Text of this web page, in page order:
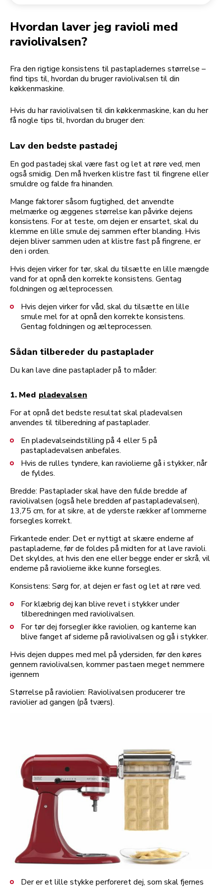
Hvordan laver jeg ravioli med
raviolivalsen?
Fra den rigtige konsistens til pastapladernes størrelse –
find tips til, hvordan du bruger raviolivalsen til din
køkkenmaskine.
Hvis du har raviolivalsen til din køkkenmaskine, kan du her
få nogle tips til, hvordan du bruger den:
Lav den bedste pastadej
En god pastadej skal være fast og let at røre ved, men
også smidig. Den må hverken klistre fast til fingrene eller
smuldre og falde fra hinanden.
Mange faktorer såsom fugtighed, det anvendte
melmærke og æggenes størrelse kan påvirke dejens
konsistens. For at teste, om dejen er ensartet, skal du
klemme en lille smule dej sammen efter blanding. Hvis
dejen bliver sammen uden at klistre fast på fingrene, er
den i orden.
Hvis dejen virker for tør, skal du tilsætte en lille mængde
vand for at opnå den korrekte konsistens. Gentag
foldningen og ælteprocessen.
Hvis dejen virker for våd, skal du tilsætte en lille
smule mel for at opnå den korrekte konsistens.
Gentag foldningen og ælteprocessen.
Sådan tilbereder du pastaplader
Du kan lave dine pastaplader på to måder:
1. Med pladevalsen
For at opnå det bedste resultat skal pladevalsen
anvendes til tilberedning af pastaplader.
En pladevalseindstilling på 4 eller 5 på
pastapladevalsen anbefales.
Hvis de rulles tyndere, kan raviolierne gå i stykker, når
de fyldes.
Bredde: Pastaplader skal have den fulde bredde af
raviolivalsen (også hele bredden af pastapladevalsen),
13,75 cm, for at sikre, at de yderste rækker af lommerne
forsegles korrekt.
Firkantede ender: Det er nyttigt at skære enderne af
pastapladerne, før de foldes på midten for at lave ravioli.
Det skyldes, at hvis den ene eller begge ender er skrå, vil
enderne på raviolierne ikke kunne forsegles.
Konsistens: Sørg for, at dejen er fast og let at røre ved.
For klæbrig dej kan blive revet i stykker under
tilberedningen med raviolivalsen.
For tør dej forsegler ikke raviolien, og kanterne kan
blive fanget af siderne på raviolivalsen og gå i stykker.
Hvis dejen duppes med mel på ydersiden, før den køres
gennem raviolivalsen, kommer pastaen meget nemmere
igennem
Størrelse på raviolien: Raviolivalsen producerer tre
raviolier ad gangen (på tværs).
Der er et lille stykke perforeret dej, som skal fjernes